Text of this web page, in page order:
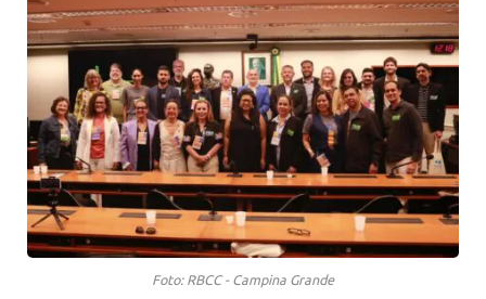
Foto: RBCC - Campina Grande